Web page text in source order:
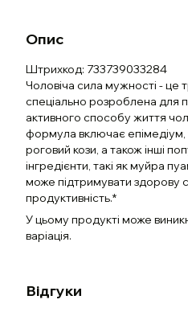
Опис
Штрихкод: 733739033284
Чоловіча сила мужності - це
спеціально розроблена для
активного способу життя
формула включає епімедіум,
роговий кози, а також інші
інгредієнти, такі як муйра
може підтримувати здорову
продуктивність.*
У цьому продукті може
варіація.
Відгуки